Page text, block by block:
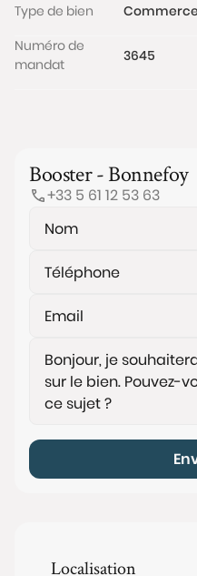
exposé sont disponibles
www.georisques.gouv.fr
Type de bien
Commerce
Numéro de
mandat
3645
Booster - Bonnefoy
+33 5 61 12 53 63
Localisation